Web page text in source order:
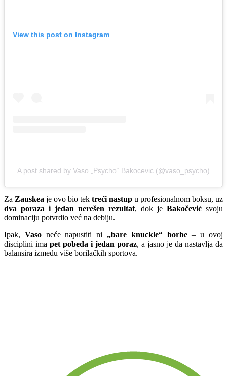
View this post on Instagram
A post shared by Vaso „Psycho“ Bakocevic (@vaso_psycho)
Za Zauskea je ovo bio tek treći nastup u profesionalnom boksu, uz
dva poraza i jedan nerešen rezultat, dok je Bakočević svoju
dominaciju potvrdio već na debiju.
Ipak, Vasoneće napustiti ni „bare knuckle“ borbe– u ovoj
disciplini ima pet pobeda i jedan poraz, a jasno je da nastavlja da
balansira između više borilačkih sportova.